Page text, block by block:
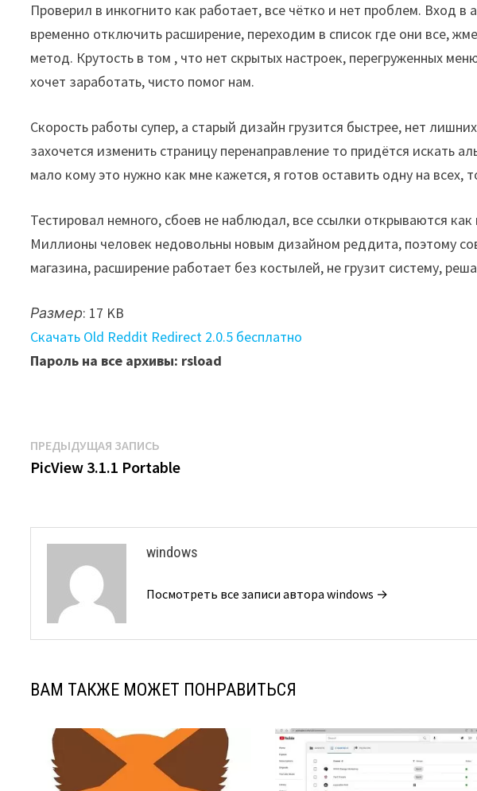
Проверил в инкогнито как работает, все чётко и нет проблем. Вход в
временно отключить расширение, переходим в список где они все,
метод. Крутость в том , что нет скрытых настроек, перегруженных
хочет заработать, чисто помог нам.
Скорость работы супер, а старый дизайн грузится быстрее, нет
захочется изменить страницу перенаправление то придётся искать
мало кому это нужно как мне кажется, я готов оставить одну на всех,
Тестировал немного, сбоев не наблюдал, все ссылки открываются
Миллионы человек недовольны новым дизайном реддита, поэтому
магазина, расширение работает без костылей, не грузит систему,
Размер: 17 KB
Скачать Old Reddit Redirect 2.0.5 бесплатно
Пароль на все архивы: rsload
Навигация
по
ПРЕДЫДУЩАЯ ЗАПИСЬ
запись:
PicView 3.1.1 Portable
windows
Посмотреть все записи автора windows →
ВАМ ТАКЖЕ МОЖЕТ ПОНРАВИТЬСЯ